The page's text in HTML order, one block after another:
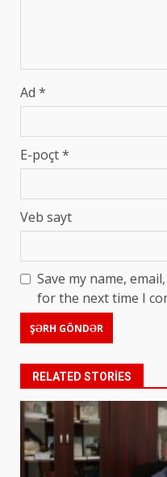
Ad *
E-poçt*
Veb sayt
Save my name,
for the next time I
RELATED STORIES